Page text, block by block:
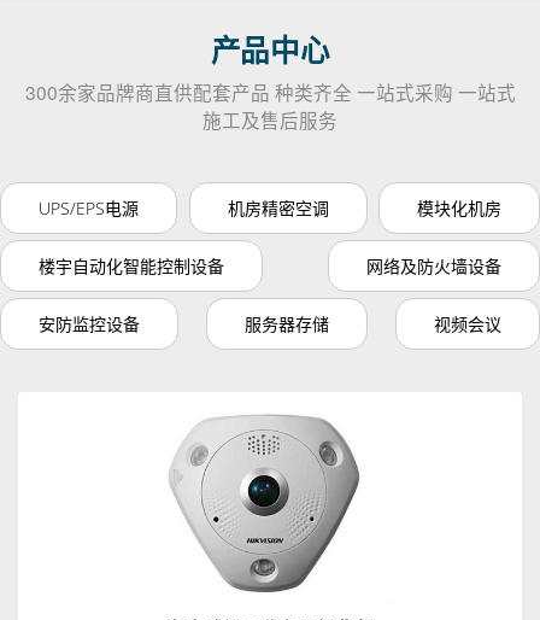
产品中心
300余家品牌商直供配套产品 种类齐全 一站式采购 一站式
施工及售后服务
UPS/EPS电源 机房精密空调 模块化机房
楼宇自动化智能控制设备 网络及防火墙设备
安防监控设备 服务器存储 视频会议